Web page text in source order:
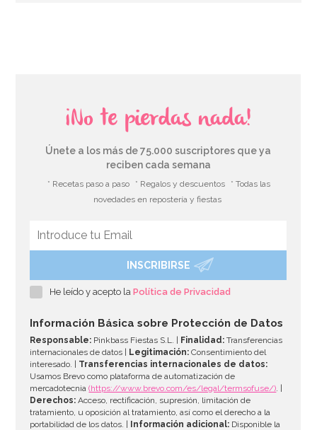
¡No te pierdas nada!
Únete a los más de 75.000 suscriptores que ya
reciben cada semana
* Recetas paso a paso * Regalos y descuentos
* Todas las
novedades en repostería y fiestas
INSCRIBIRSE
He leído y acepto laPolítica de Privacidad
Información Básica sobre Protección de Datos
Responsable: Pinkbass Fiestas S.L. | Finalidad: Transferencias
internacionales de datos |
Legitimación: Consentimiento del
interesado. | Transferencias internacionales de datos:
Usamos Brevo como plataforma de automatización de
mercadotecnia(https://www.brevo.com/es/legal/termsofuse/). |
Derechos: Acceso, rectificación, supresión, limitación de
tratamiento, u oposición al tratamiento, así como el derecho a la
portabilidad de los datos. |
Información adicional: Disponible la